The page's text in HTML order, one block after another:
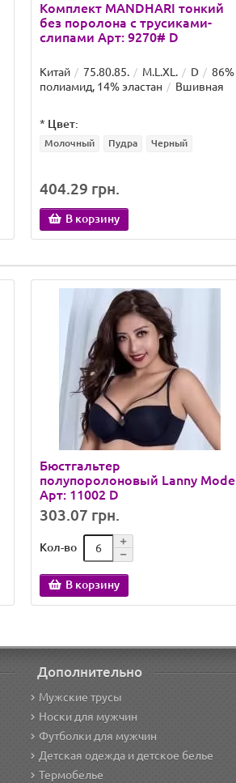
Комплект MANDHARI тонкий
без поролона с трусиками-
слипами Арт: 9270# D
Китай 75.80.85. M.L.XL. D
86%
полиамид, 14% эластан
Вшивная
* Цвет:
Молочный Пудра Черный
404.29 грн.
В корзину
Бюстгальтер
полупоролоновый Lanny Mode
Арт: 11002 D
303.07 грн.
Кол-во
В корзину
Дополнительно
Мужские трусы
Носки для мужчин
Футболки для мужчин
Детская одежда и детское белье
Термобелье